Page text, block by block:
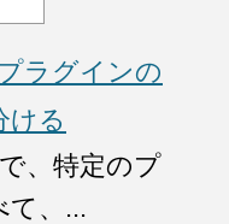
ラグインの
ける
、特定のプ
て、...